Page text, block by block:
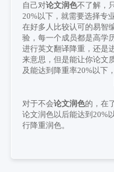
自己对论文润色不了解，
20%以下，就需要选择专
在好多人比较认可的易智
验，每一个成员都是高学
进行英文翻译降重，还是
来意思，但是能让你论文
及能达到降重率20%以下
对于不会论文润色的，在
论文润色以后能达到 20%
行降重润色。